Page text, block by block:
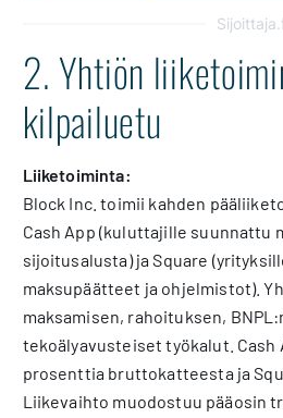
2. Yhtiön
kilpailuetu
Liiketoiminta:
Block Inc. toimii kahden
Cash App (kuluttajille suunnattu
sijoitusalusta) ja Square
maksupäätteet ja ohjelmistot).
maksamisen, rahoituksen,
tekoälyavusteiset työkalut. Cash
prosenttia bruttokatteesta ja
Liikevaihto muodostuu pääosin